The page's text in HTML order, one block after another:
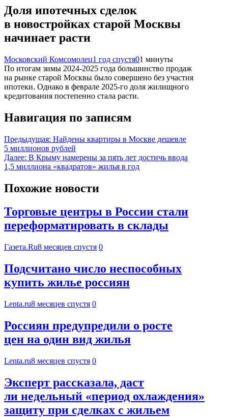
Доля ипотечных сделок
в новостройках старой Москвы
начинает расти
Московский Комсомолец1 год спустя01 минуты
По итогам зимы 2024-2025 года большинство продаж
на рынке старой Москвы было совершено без участия
ипотеки. Однако в феврале 2025-го доля жилищного
кредитования постепенно стала расти.
Навигация по записям
Предыдущая: Найдены квартиры в Москве дешевле
5 миллионов рублей
Далее: В Крыму намерены за пять лет достичь ввода
1,5 миллиона «квадратов» жилья в год
Похожие новости
Торговые центры в России стали
переформатировать в склады
Газета.Ru8 месяцев спустя 0
Подсчитано число неспособных
купить жилье россиян
Lenta.ru8 месяцев спустя 0
Россиян предупредили о росте
цен на один вид жилья
Lenta.ru8 месяцев спустя 0
Эксперт рассказала, даст
ли недельный «период охлаждения»
защиту при сделках с жильем